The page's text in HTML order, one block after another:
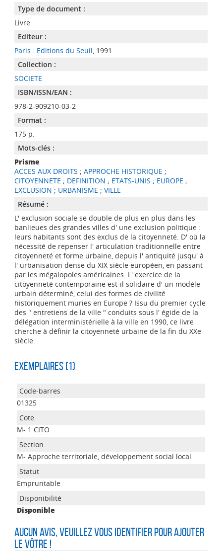
Type de document :
Livre
Editeur :
Paris : Editions du Seuil, 1991
Collection :
SOCIETE
ISBN/ISSN/EAN :
978-2-909210-03-2
Format :
175 p.
Mots-clés :
Prisme
ACCES AUX DROITS ; APPROCHE HISTORIQUE ;
CITOYENNETE ; DEFINITION ; ETATS-UNIS ; EUROPE ;
EXCLUSION ; URBANISME ; VILLE
Résumé :
L' exclusion sociale se double de plus en plus dans les
banlieues des grandes villes d' une exclusion politique :
leurs habitants sont des exclus de la citoyenneté. D' où la
nécessité de repenser l' articulation traditionnelle entre
citoyenneté et forme urbaine, depuis l' antiquité jusqu' à
l' urbanisation dense du XIX siècle européen, en passant
par les mégalopoles américaines. L' exercice de la
citoyenneté contemporaine est-il solidaire d' un modèle
urbain déterminé, celui des formes de civilité
historiquement muries en Europe ? Issu du premier cycle
des " entretiens de la ville " conduits sous l' égide de la
délégation interministérielle à la ville en 1990, ce livre
cherche à définir la citoyenneté urbaine de la fin du XXe
siècle.
Exemplaires (1)
01325
M- 1 CITO
M- Approche territoriale, développement social local
Empruntable
Disponible
Aucun avis, veuillez vous identifier pour ajouter
le vôtre !